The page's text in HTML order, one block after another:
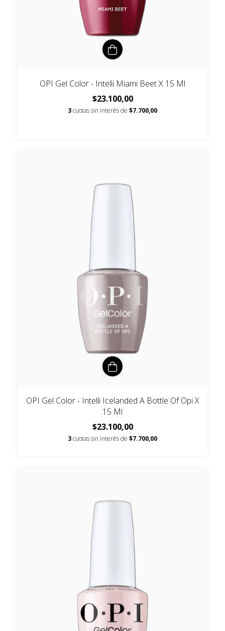
OPI Gel Color - Intelli Miami Beet X 15 Ml
$23.100,00
3cuotas sin interés de $7.700,00
OPI Gel Color - Intelli Icelanded A Bottle Of Opi X
15 Ml
$23.100,00
3cuotas sin interés de $7.700,00